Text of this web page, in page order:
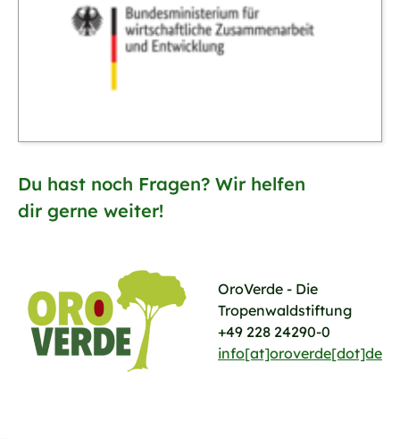
Du hast noch Fragen? Wir helfen
dir gerne weiter!
OroVerde - Die
Tropenwaldstiftung
+49 228 24290-0
info[at]oroverde[dot]de